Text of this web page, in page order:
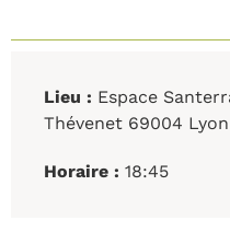
Lieu : Espace
Thévenet 69004 Lyon
Horaire : 18:45